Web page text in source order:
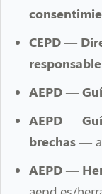
CEPD —
AEPD —
AEPD —
brechas —
AEPD —